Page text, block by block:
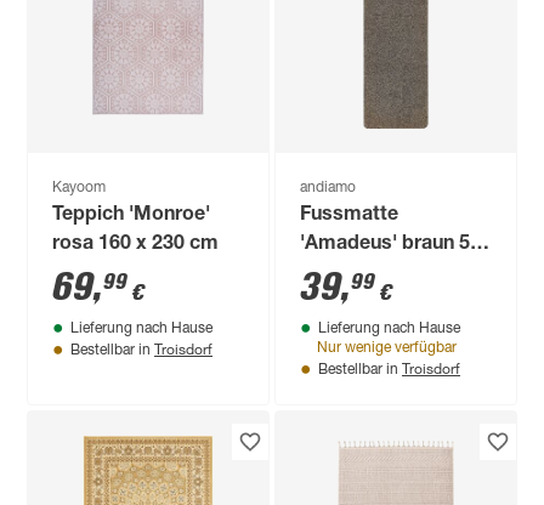
Kayoom
Teppich 'Monroe'
rosa 160 x 230 cm
69,99 €
Lieferung nach Hause
Bestellbar in Troisdorf
andiamo
Fussmatte
'Amadeus' braun 50
x 150 cm
39,99 €
Lieferung nach Hause
Nur wenige verfügbar
Bestellbar in Troisdorf